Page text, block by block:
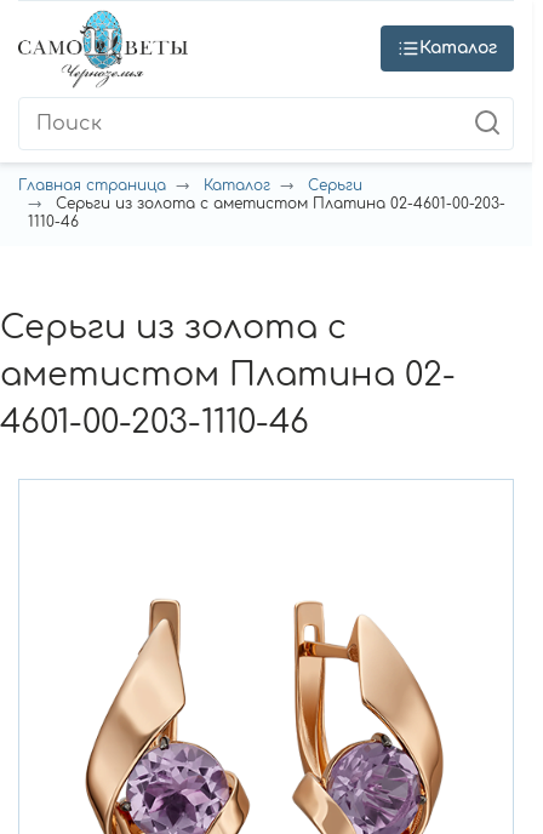
Каталог
Главная страница Каталог
Серьги
Серьги из золота с аметистом Платина 02-4601-00-203-
1110-46
Серьги из золота с
аметистом Платина 02-
4601-00-203-1110-46